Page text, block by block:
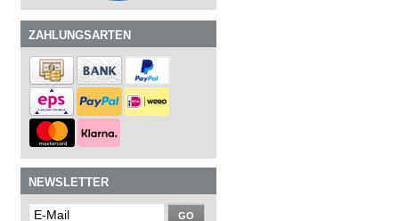
ZAHLUNGSARTEN
NEWSLETTER
GO